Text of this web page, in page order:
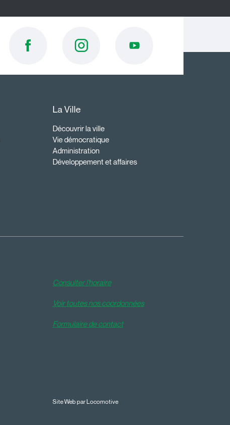
La Ville
Découvrir la ville
Vie démocratique
Administration
Développement et affaires
Consulter l'horaire
Voir toutes nos coordonnées
Formulaire de contact
Site Web par Locomotive